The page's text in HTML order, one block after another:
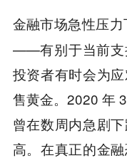
金融市场急性压力
——有别于当前
投资者有时会为
售黄金。2020 年
曾在数周内急剧
高。在真正的金